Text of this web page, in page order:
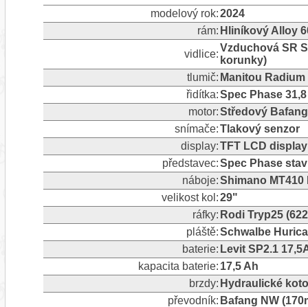
modelový rok:2024
rám: Hliníkový Alloy
vidlice:
Vzduchová SR
korunky)
tlumič: Manitou
řidítka:Spec Phase
motor:Středový
snímače:Tlakový senzor
display:TFT LCD
představec:Spec Phase
náboje:Shimano
velikost kol:29"
ráfky: Rodi Tryp25
pláště:Schwalbe
baterie: Levit SP2.1
kapacita baterie: 17,5 Ah
brzdy: Hydraulické
převodník: Bafang NW